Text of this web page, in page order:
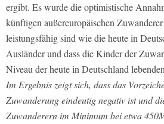
ergibt. Es wurde die optimistische
künftigen außereuropäischen
leistungsfähig sind wie die heute in
Ausländer und dass die Kinder der
Niveau der heute in Deutschland
Im Ergebnis zeigt sich, dass das
Zuwanderung eindeutig negativ ist und
Zuwanderern im Minimum bei etwa